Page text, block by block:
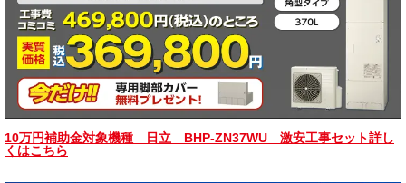
10万円補助金対象機種 日立 BHP-ZN37WU 激安工事セット詳し
くはこちら